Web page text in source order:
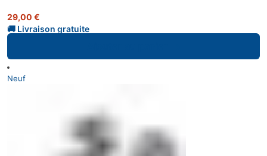
29,00 €
Neuf